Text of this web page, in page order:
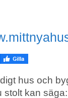
hus och
stolt kan